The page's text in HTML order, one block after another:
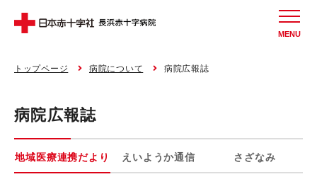
MENU
トップページ 病院について 病院広報誌
病院広報誌
地域医療連携だより えいようか通信 さざなみ